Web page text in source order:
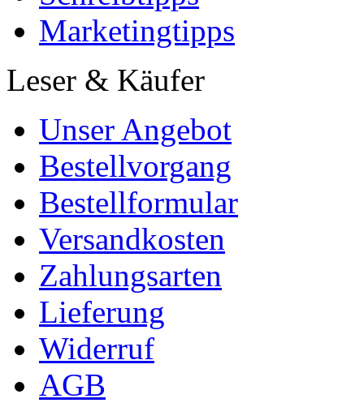
Marketingtipps
Leser & Käufer
Unser Angebot
Bestellvorgang
Bestellformular
Versandkosten
Zahlungsarten
Lieferung
Widerruf
AGB